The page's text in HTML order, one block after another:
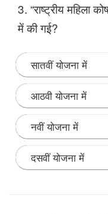
3. “राष्‍ट्रीय महिला
में की गई?
सातवीं योजना में
आठवी योजना में
नवीं योजना में
दसवीं योजना में